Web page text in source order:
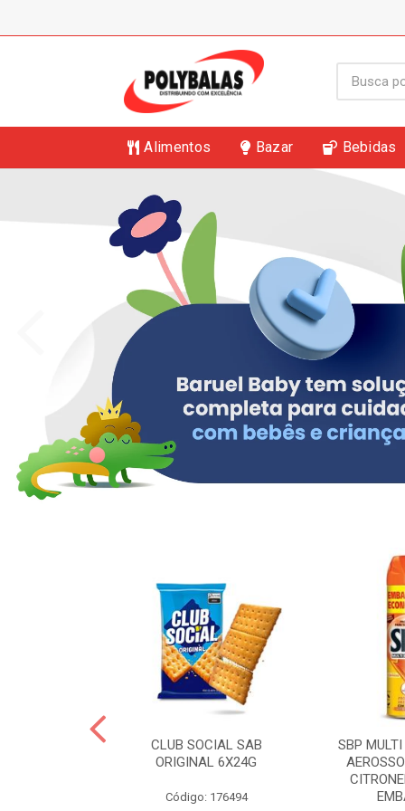
Alimentos Bazar Bebidas
CLUB SOCIAL SAB
ORIGINAL 6X24G
Código: 176494
SBP